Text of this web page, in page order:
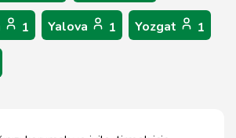
1 Yalova 1 Yozgat 1